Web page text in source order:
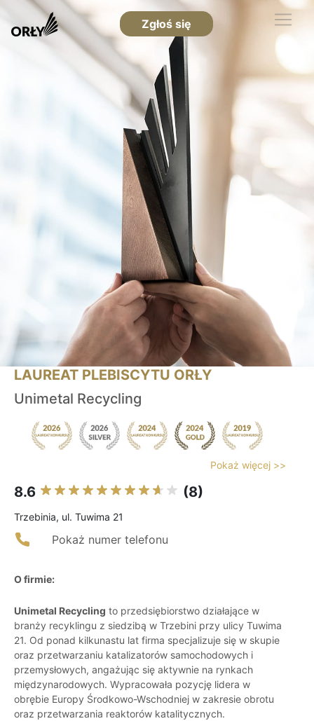
Zgłoś się
LAUREAT PLEBISCYTU ORŁY
Unimetal Recycling
Pokaż więcej >>
8.6 (8)
Trzebinia, ul. Tuwima 21
Pokaż numer telefonu
O firmie:
Unimetal Recycling to przedsiębiorstwo działające w
branży recyklingu z siedzibą w Trzebini przy ulicy Tuwima
21. Od ponad kilkunastu lat firma specjalizuje się w skupie
oraz przetwarzaniu katalizatorów samochodowych i
przemysłowych, angażując się aktywnie na rynkach
międzynarodowych. Wypracowała pozycję lidera w
obrębie Europy Środkowo-Wschodniej w zakresie obrotu
oraz przetwarzania reaktorów katalitycznych.